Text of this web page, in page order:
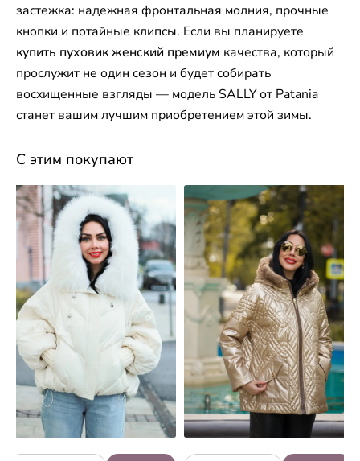
застежка: надежная фронтальная молния, прочные
кнопки и потайные клипсы. Если вы планируете
купить пуховик женский премиум качества, который
прослужит не один сезон и будет собирать
восхищенные взгляды — модель SALLY от Patania
станет вашим лучшим приобретением этой зимы.
С этим покупают